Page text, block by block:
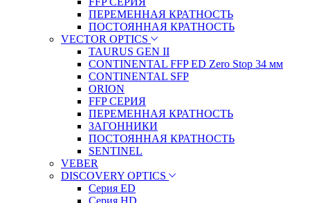
ПЕРЕМЕННАЯ КРАТНОСТЬ
ПОСТОЯННАЯ КРАТНОСТЬ
VECTOR OPTICS
TAURUS GEN II
CONTINENTAL FFP ED Zero Stop 34 мм
CONTINENTAL SFP
ORION
FFP СЕРИЯ
ПЕРЕМЕННАЯ КРАТНОСТЬ
ЗАГОННИКИ
ПОСТОЯННАЯ КРАТНОСТЬ
SENTINEL
VEBER
DISCOVERY OPTICS
Серия ED
Серия HD